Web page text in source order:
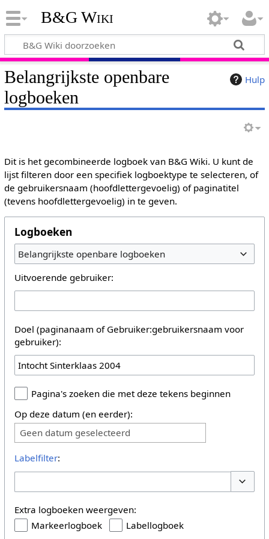
B&G Wiki
Hulp
Belangrijkste openbare
logboeken
Dit is het gecombineerde logboek van B&G Wiki. U kunt de
lijst filteren door een specifiek logboektype te selecteren, of
de gebruikersnaam (hoofdlettergevoelig) of paginatitel
(tevens hoofdlettergevoelig) in te geven.
Logboeken
Belangrijkste openbare logboeken
Uitvoerende gebruiker:
Doel (paginanaam of Gebruiker:gebruikersnaam voor
gebruiker):
Pagina's zoeken die met deze tekens beginnen
Op deze datum (en eerder):
Geen datum geselecteerd
Labelfilter:
Extra logboeken weergeven:
Markeerlogboek
Labellogboek